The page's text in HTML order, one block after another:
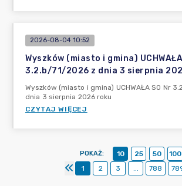
2026-08-04 10:52
Wyszków (miasto i gmina)
3.2.b/71/2026 z dnia 3 sierpnia
Wyszków (miasto i gmina) UCHWAŁA SO Nr
dnia 3 sierpnia 2026 roku
CZYTAJ WIĘCEJ
POKAŻ: 10 25 50
100
1
2 3 ... 788